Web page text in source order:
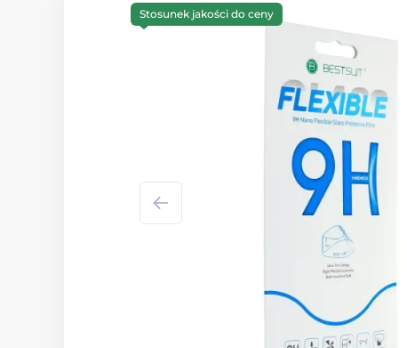
Stosunek jakości do ceny